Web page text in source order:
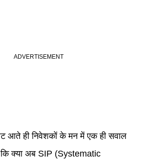
आते ही निवेशकों के मन में एक ही सवाल
क्या अब SIP (Systematic